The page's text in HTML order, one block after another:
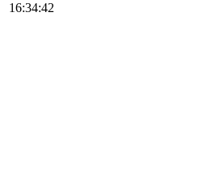
16:34:42